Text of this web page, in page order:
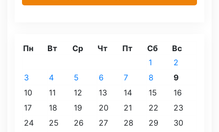
Пн Вт Ср Чт Пт Сб Вс
1
2
3
4 5 6 7 8
9
10
11 12 13 14 15
16
17
18 19 20 21 22
23
24
25 26 27 28 29
30